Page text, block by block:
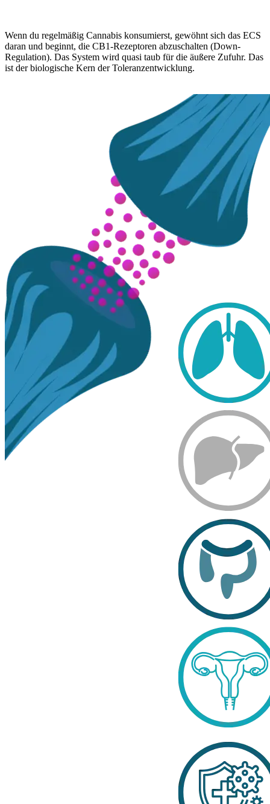
Wenn du regelmäßig Cannabis konsumierst, gewöhnt sich das ECS
daran und beginnt, die CB1-Rezeptoren abzuschalten (Down-
Regulation). Das System wird quasi taub für die äußere Zufuhr. Das
ist der biologische Kern der Toleranzentwicklung.